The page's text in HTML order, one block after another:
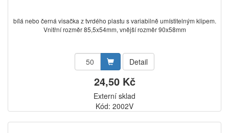
bílá nebo černá visačka z tvrdého plastu s variabilně umístitelným klipem.
Vnitřní rozměr 85,5x54mm, vnější rozměr 90x58mm
Detail
24,50 Kč
Externí sklad
Kód: 2002V